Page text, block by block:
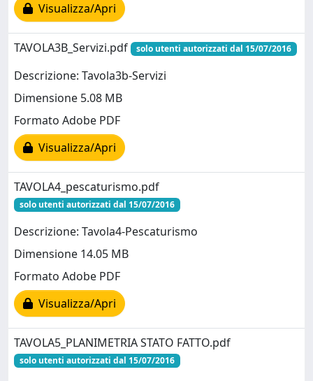
Visualizza/Apri
TAVOLA3B_Servizi.pdf solo utenti autorizzati dal 15/07/2016
Descrizione: Tavola3b-Servizi
Dimensione 5.08 MB
Formato Adobe PDF
Visualizza/Apri
TAVOLA4_pescaturismo.pdf
solo utenti autorizzati dal 15/07/2016
Descrizione: Tavola4-Pescaturismo
Dimensione 14.05 MB
Formato Adobe PDF
Visualizza/Apri
TAVOLA5_PLANIMETRIA STATO FATTO.pdf
solo utenti autorizzati dal 15/07/2016